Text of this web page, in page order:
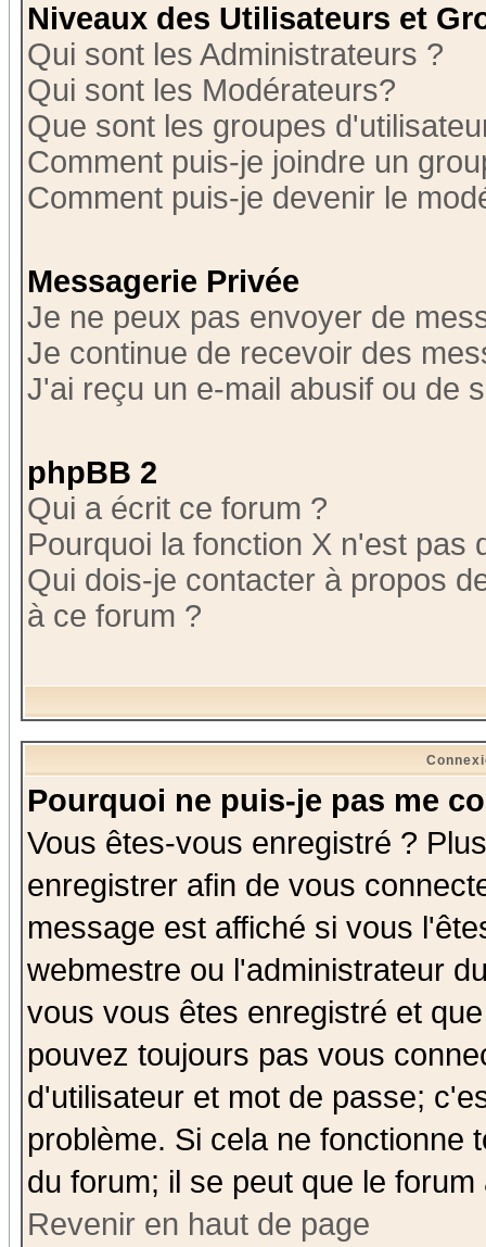
Niveaux des Utilisateurs et
Qui sont les Administrateurs ?
Qui sont les Modérateurs?
Que sont les groupes
Comment puis-je joindre un
Comment puis-je devenir le
Messagerie Privée
Je ne peux pas envoyer de
Je continue de recevoir des
J'ai reçu un e-mail abusif ou de
phpBB 2
Qui a écrit ce forum ?
Pourquoi la fonction X n'est pas
Qui dois-je contacter à propos
à ce forum ?
Pourquoi ne puis-je pas me
Vous êtes-vous enregistré ?
enregistrer afin de vous
message est affiché si vous
webmestre ou l'administrateur
vous vous êtes enregistré et
pouvez toujours pas vous
d'utilisateur et mot de passe;
problème. Si cela ne fonctionne
du forum; il se peut que le
Revenir en haut de page